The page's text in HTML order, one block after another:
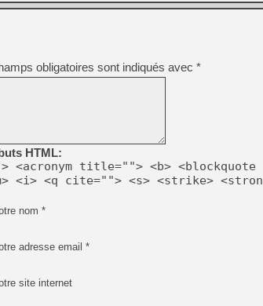
obligatoires sont indiqués avec *
HTML:
title=""> <b> <blockquote
<i> <q cite=""> <s> <strike>
nom *
adresse email *
site internet